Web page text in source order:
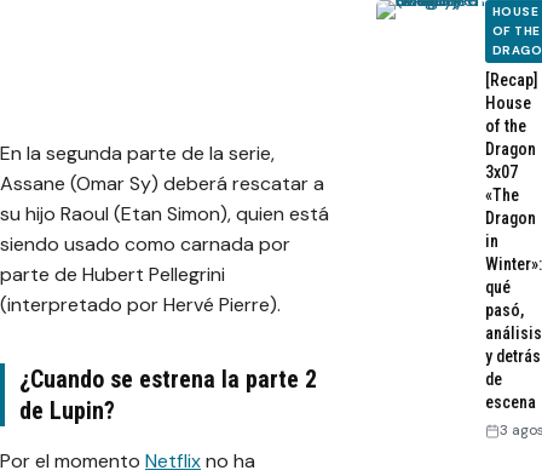
En la segunda parte de la serie,
Assane (Omar Sy) deberá rescatar a
su hijo Raoul (Etan Simon), quien está
siendo usado como carnada por
parte de Hubert Pellegrini
(interpretado por Hervé Pierre).
¿Cuando se estrena la parte 2
de Lupin?
Por el momento Netflixno ha
HOUSE
OF THE
[Recap]
House
of the
Dragon
3x07
«The
Dragon
in
Winter»:
qué
pasó,
análisis
y detrás
de
escena
3